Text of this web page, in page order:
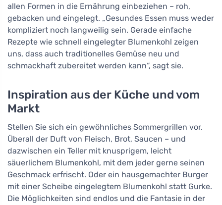
allen Formen in die Ernährung einbeziehen – roh,
gebacken und eingelegt. „Gesundes Essen muss weder
kompliziert noch langweilig sein. Gerade einfache
Rezepte wie schnell eingelegter Blumenkohl zeigen
uns, dass auch traditionelles Gemüse neu und
schmackhaft zubereitet werden kann“, sagt sie.
Inspiration aus der Küche und vom
Markt
Stellen Sie sich ein gewöhnliches Sommergrillen vor.
Überall der Duft von Fleisch, Brot, Saucen – und
dazwischen ein Teller mit knusprigem, leicht
säuerlichem Blumenkohl, mit dem jeder gerne seinen
Geschmack erfrischt. Oder ein hausgemachter Burger
mit einer Scheibe eingelegtem Blumenkohl statt Gurke.
Die Möglichkeiten sind endlos und die Fantasie in der